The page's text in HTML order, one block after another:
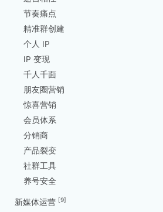
节奏痛点
精准群创建
个人 IP
IP 变现
千人千面
朋友圈营销
惊喜营销
会员体系
分销商
产品裂变
社群工具
养号安全
新媒体运营 [9]